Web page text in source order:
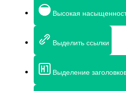
Высокая
Выделить ссылки
Выделение